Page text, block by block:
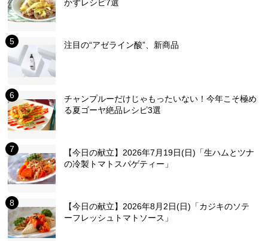
かずレシピ7選
注目の“アゼライン酸”、新商品
チャンプルーだけじゃもったいない！今年こそ極め
る夏ゴーヤ絶品レシピ3選
【今日の献立】2026年7月19日(日)「生ハムとツナ
の冷製トマトスパゲティー」
【今日の献立】2026年8月2日(日)「カジキのソテ
ーフレッシュトマトソース」